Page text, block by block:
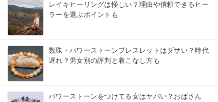
レイキヒーリングは怪しい？理由や信頼できるヒー
ラーを選ぶポイントも
数珠・パワーストーンブレスレットはダサい？時代
遅れ？男女別の評判と着こなし方も
パワーストーンをつけてる女はヤバい？おばさん